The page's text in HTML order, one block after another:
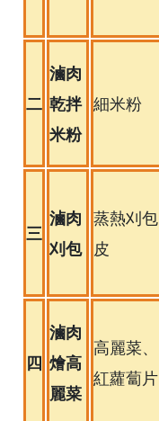
二
滷肉
乾拌
米粉
細米粉
三
滷肉
刈包
蒸熱刈包
皮
四
滷肉
燴高
麗菜
高麗菜、
紅蘿蔔片